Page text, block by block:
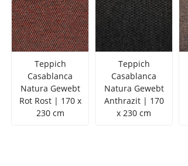
Teppich
Casablanca
Natura Gewebt
Rot Rost | 170 x
230 cm
Teppich
Casablanca
Natura Gewebt
Anthrazit | 170
x 230 cm